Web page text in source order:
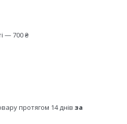
— 700 ₴
протягом 14 днів за